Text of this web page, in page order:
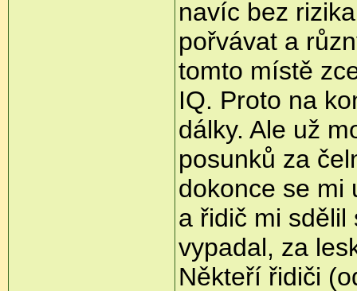
navíc bez
pořvávat a
tomto místě
IQ. Proto na
dálky. Ale už
posunků za
dokonce se mi
a řidič mi sdělil
vypadal, za
Někteří řidiči